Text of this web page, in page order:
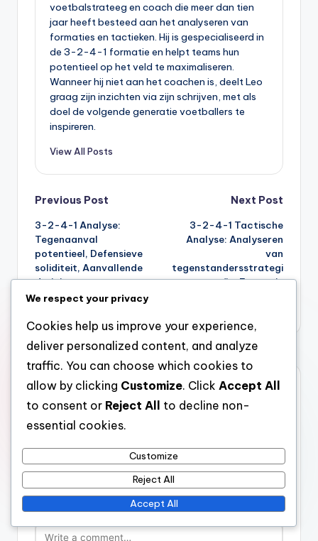
voetbalstrateeg en coach die meer dan tien
jaar heeft besteed aan het analyseren van
formaties en tactieken. Hij is gespecialiseerd in
de 3-2-4-1 formatie en helpt teams hun
potentieel op het veld te maximaliseren.
Wanneer hij niet aan het coachen is, deelt Leo
graag zijn inzichten via zijn schrijven, met als
doel de volgende generatie voetballers te
inspireren.
View All Posts
Post
navigation
Previous Post
3-2-4-1 Analyse:
Tegenaanval
potentieel, Defensieve
soliditeit, Aanvallende
dreigingen
Next Post
3-2-4-1 Tactische
Analyse: Analyseren
van
tegenstandersstrategi
eën, Formatie
Comments
No comments yet. Why don’t you start the discussion?
Leave a Reply
Your email address will not be published.
are marked*
We respect your privacy
Cookies help us improve your experience,
deliver personalized content, and analyze
traffic. You can choose which cookies to
allow by clicking Customize. Click Accept All
to consent or Reject All
to decline non-
essential cookies.
Customize
Reject All
Accept All